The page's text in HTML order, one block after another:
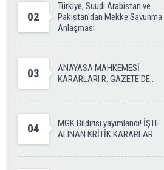
02
Türkiye, Suudi Arabistan ve
Pakistan'dan Mekke Savunma
Anlaşması
03
ANAYASA MAHKEMESİ
KARARLARI R. GAZETE'DE..
04
MGK Bildirisi yayımlandı! İŞTE
ALINAN KRİTİK KARARLAR